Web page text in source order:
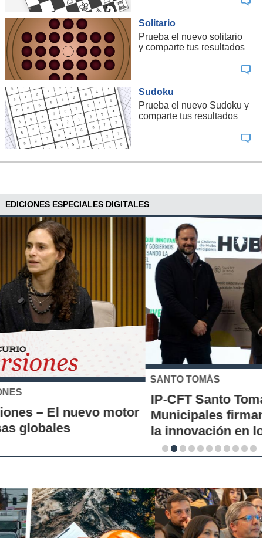
Solitario
Prueba el nuevo solitario
y comparte tus resultados
Sudoku
Prueba el nuevo Sudoku y
comparte tus resultados
EDICIONES ESPECIALES DIGITALES
SANTO TOMÁS
IP-CFT Santo Tomás y Red de Hubs
Municipales firman alianza para impulsar
la innovación en los territorios